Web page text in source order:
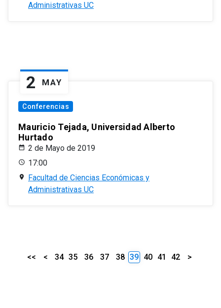
Administrativas UC
2 MAY
Conferencias
Mauricio Tejada, Universidad Alberto
Hurtado
2 de Mayo de 2019
17:00
Facultad de Ciencias Económicas y
Administrativas UC
<< < 34 35 36 37 38 39 40 41 42 >